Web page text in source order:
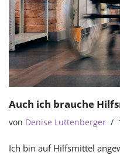
Auch ich brauche
von Denise Luttenberger
Ich bin auf Hilfsmittel